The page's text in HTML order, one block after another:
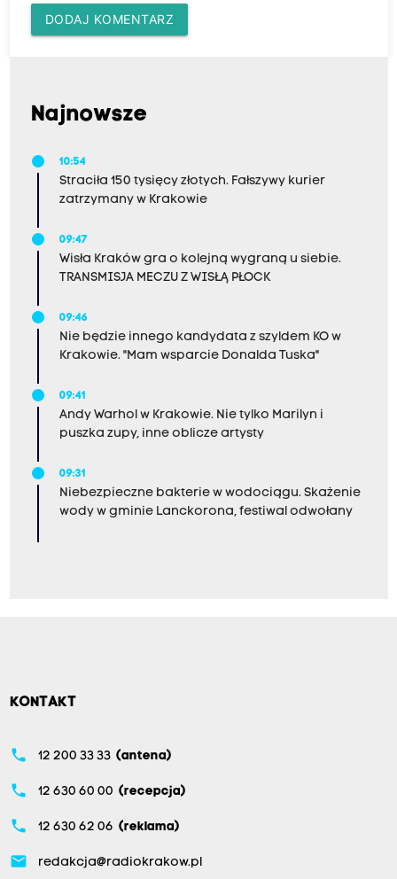
DODAJ KOMENTARZ
Najnowsze
10:54
Straciła 150 tysięcy złotych. Fałszywy kurier
zatrzymany w Krakowie
09:47
Wisła Kraków gra o kolejną wygraną u siebie.
TRANSMISJA MECZU Z WISŁĄ PŁOCK
09:46
Nie będzie innego kandydata z szyldem KO w
Krakowie. "Mam wsparcie Donalda Tuska"
09:41
Andy Warhol w Krakowie. Nie tylko Marilyn i
puszka zupy, inne oblicze artysty
09:31
Niebezpieczne bakterie w wodociągu. Skażenie
wody w gminie Lanckorona, festiwal odwołany
KONTAKT
phone 12 200 33 33 (antena)
phone 12 630 60 00 (recepcja)
phone 12 630 62 06 (reklama)
email redakcja@radiokrakow.pl